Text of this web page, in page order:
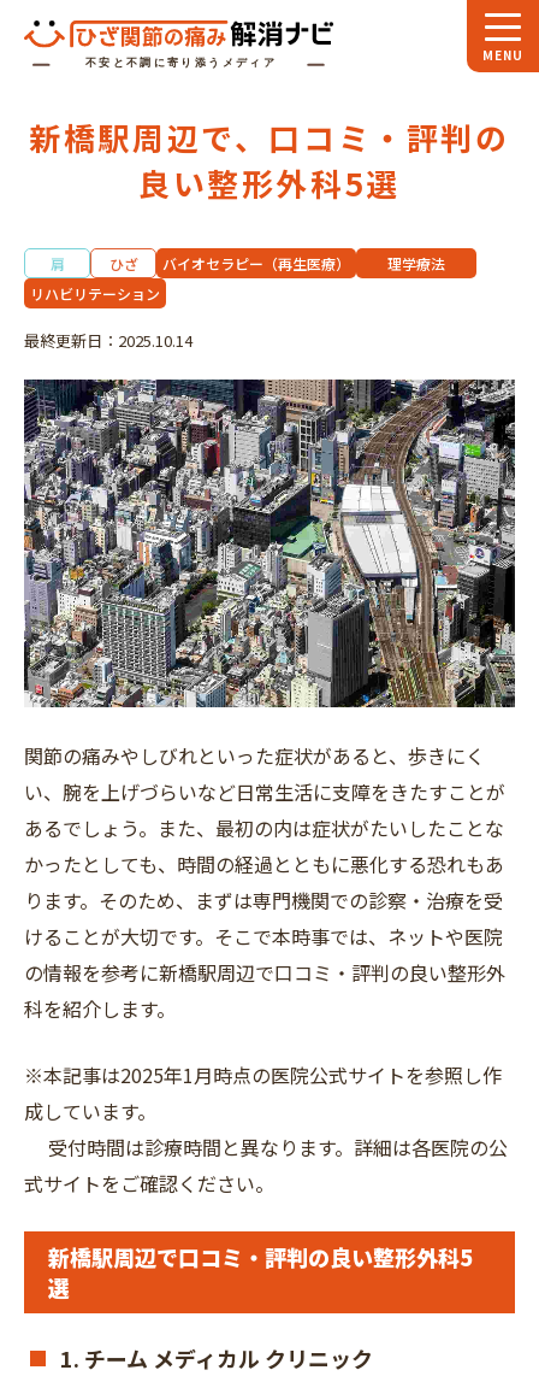
スペシャル対談
専門家インタビュー
ひざ関節ナビについて
フリーワード
新橋駅周辺で、口コミ・評判の
良い整形外科5選
肩 ひざ バイオセラピー（再生医療）
理学療法
リハビリテーション
最終更新日：2025.10.14
関節の痛みやしびれといった症状があると、歩きにく
い、腕を上げづらいなど日常生活に支障をきたすことが
あるでしょう。また、最初の内は症状がたいしたことな
かったとしても、時間の経過とともに悪化する恐れもあ
ります。そのため、まずは専門機関での診察・治療を受
けることが大切です。そこで本時事では、ネットや医院
の情報を参考に新橋駅周辺で口コミ・評判の良い整形外
科を紹介します。
※本記事は2025年1月時点の医院公式サイトを参照し作
成しています。
受付時間は診療時間と異なります。詳細は各医院の公
式サイトをご確認ください。
新橋駅周辺で口コミ・評判の良い整形外科5
選
1. チーム メディカル クリニック